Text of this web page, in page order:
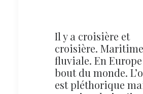
Il y a croisière et
croisière.
fluviale. En
bout du monde.
est pléthorique